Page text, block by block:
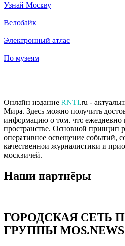
Узнай Москву
Велобайк
Электронный атлас
По музеям
Онлайн издание RNTI.ru -
Мира. Здесь можно получить
информацию о том, что ежедневно
пространстве. Основной принцип
оперативное освещение событий,
качественной журналистики и
москвичей.
Наши партнёры
ГОРОДСКАЯ СЕТЬ
ГРУППЫ MOS.NEWS